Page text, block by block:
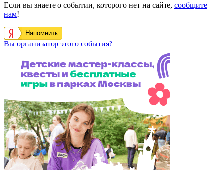
Если вы знаете о событии, которого нет на сайте, сообщите
нам!
Напомнить
Вы организатор этого события?